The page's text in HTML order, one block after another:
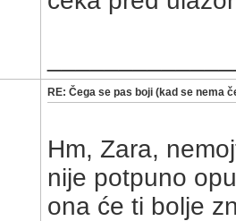
RE: Čega se pas boji (kad se nema
Hm, Zara,
nije potpuno
ona će ti bolje